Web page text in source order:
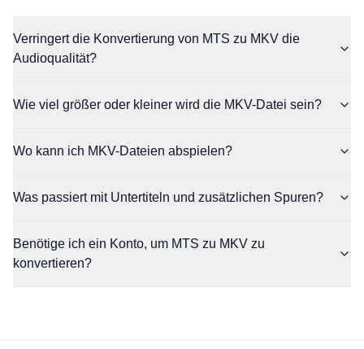
Verringert die Konvertierung von MTS zu MKV die
Audioqualität?
Wie viel größer oder kleiner wird die MKV-Datei sein?
Wo kann ich MKV-Dateien abspielen?
Was passiert mit Untertiteln und zusätzlichen Spuren?
Benötige ich ein Konto, um MTS zu MKV zu
konvertieren?